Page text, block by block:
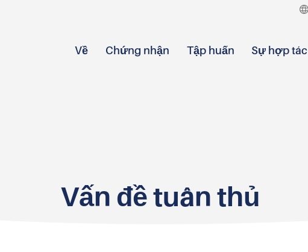
Về Chứng nhận Tập huấn Sự hợp tác
Vấn đề tuân thủ